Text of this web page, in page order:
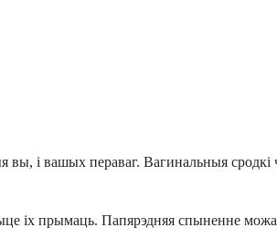
і вашых пераваг. Вагинальныя
іх прымаць. Папярэдняя спыненне